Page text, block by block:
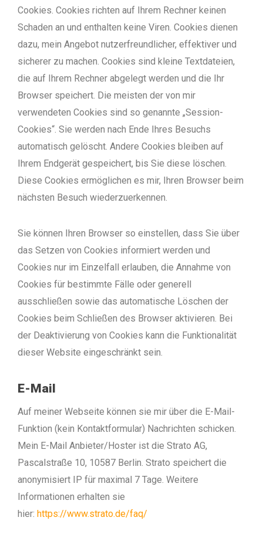
Cookies. Cookies richten auf Ihrem Rechner keinen
Schaden an und enthalten keine Viren. Cookies dienen
dazu, mein Angebot nutzerfreundlicher, effektiver und
sicherer zu machen. Cookies sind kleine Textdateien,
die auf Ihrem Rechner abgelegt werden und die Ihr
Browser speichert. Die meisten der von mir
verwendeten Cookies sind so genannte „Session-
Cookies“. Sie werden nach Ende Ihres Besuchs
automatisch gelöscht. Andere Cookies bleiben auf
Ihrem Endgerät gespeichert, bis Sie diese löschen.
Diese Cookies ermöglichen es mir, Ihren Browser beim
nächsten Besuch wiederzuerkennen.
Sie können Ihren Browser so einstellen, dass Sie über
das Setzen von Cookies informiert werden und
Cookies nur im Einzelfall erlauben, die Annahme von
Cookies für bestimmte Fälle oder generell
ausschließen sowie das automatische Löschen der
Cookies beim Schließen des Browser aktivieren. Bei
der Deaktivierung von Cookies kann die Funktionalität
dieser Website eingeschränkt sein.
E-Mail
Auf meiner Webseite können sie mir über die E-Mail-
Funktion (kein Kontaktformular) Nachrichten schicken.
Mein E-Mail Anbieter/Hoster ist die Strato AG,
Pascalstraße 10, 10587 Berlin. Strato speichert die
anonymisiert IP für maximal 7 Tage. Weitere
Informationen erhalten sie
hier: https://www.strato.de/faq/